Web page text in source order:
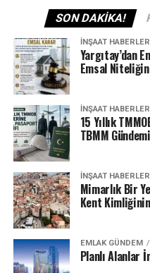
ETIKETLER FIYAT KONUT
SONRAKI
Gayrimenkulde son
ÖNCEKI
Konut satışları son 8 yılın
SON DAKIKA!
İNŞAAT
Yargıtay’dan
Emsal
İNŞAAT
15 Yıllık
TBMM
İNŞAAT
Mimarlık Bir
Kent
EMLAK GÜNDEM
Planlı Alanlar